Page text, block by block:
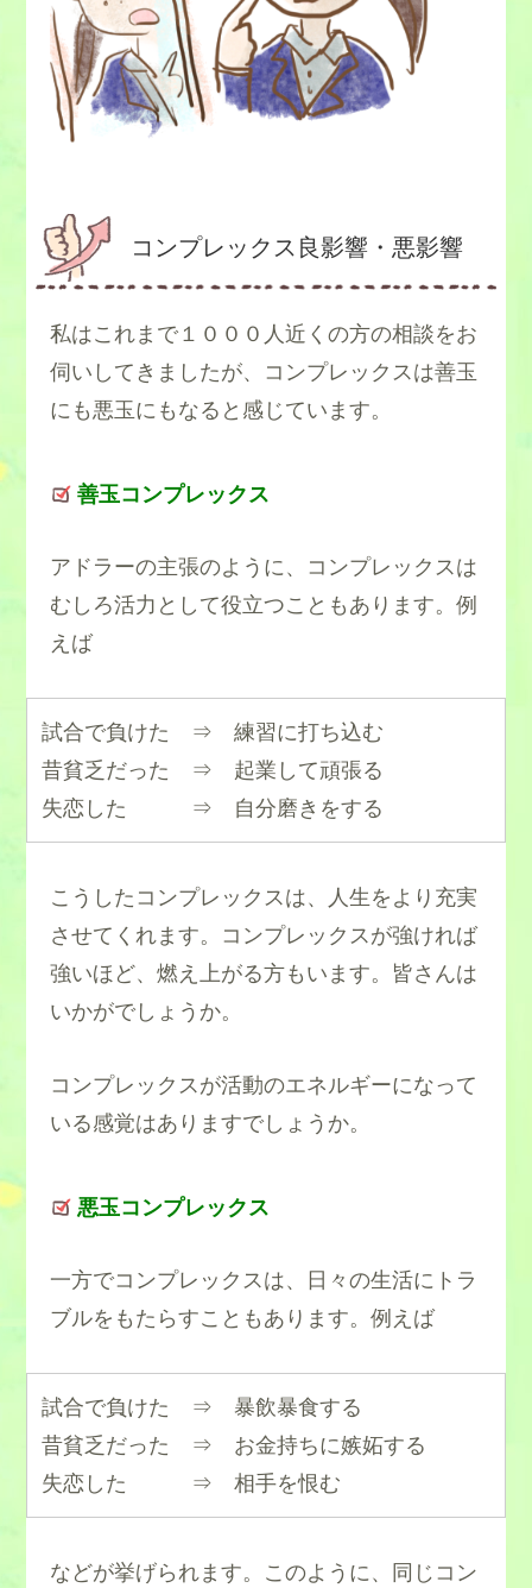
コンプレックス良影響・悪影響
私はこれまで１０００人近くの方の相談をお
伺いしてきましたが、コンプレックスは善玉
にも悪玉にもなると感じています。
善玉コンプレックス
アドラーの主張のように、コンプレックスは
むしろ活力として役立つこともあります。例
えば
試合で負けた ⇒ 練習に打ち込む
昔貧乏だった ⇒ 起業して頑張る
失恋した ⇒ 自分磨きをする
こうしたコンプレックスは、人生をより充実
させてくれます。コンプレックスが強ければ
強いほど、燃え上がる方もいます。皆さんは
いかがでしょうか。
コンプレックスが活動のエネルギーになって
いる感覚はありますでしょうか。
悪玉コンプレックス
一方でコンプレックスは、日々の生活にトラ
ブルをもたらすこともあります。例えば
試合で負けた ⇒ 暴飲暴食する
昔貧乏だった ⇒ お金持ちに嫉妬する
失恋した ⇒ 相手を恨む
などが挙げられます。このように、同じコン